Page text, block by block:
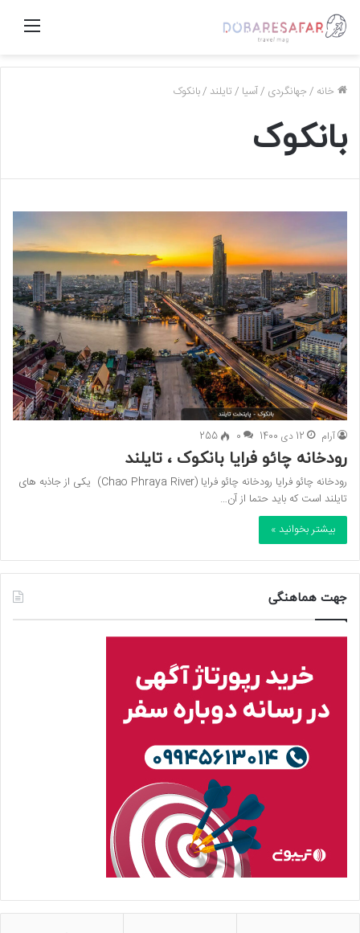
منو
خانه /جهانگردی /آسیا /تایلند /بانکوک
بانکوک
آرام 12 دی 1400 0
255
رودخانه چائو فرایا بانکوک ، تایلند
رودخانه چائو فرایا رودخانه چائو فرایا (Chao Phraya River) یکی از جاذبه های
تایلند است که باید حتما از آن…
بیشتر بخوانید »
جهت هماهنگی